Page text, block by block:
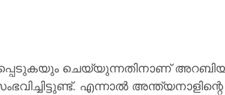
ചെയ്യുന്നതിനാണ്
എന്നാൽ അന്ത്യനാളിന്റെ